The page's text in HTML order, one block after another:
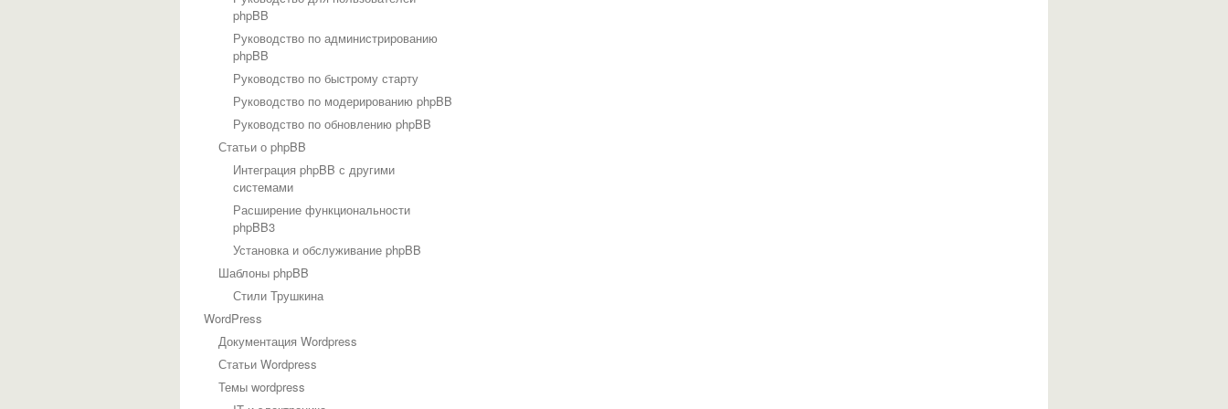
phpBB
Руководство по администрированию
phpBB
Руководство по быстрому старту
Руководство по модерированию phpBB
Руководство по обновлению phpBB
Статьи о phpBB
Интеграция phpBB с другими
системами
Расширение функциональности
phpBB3
Установка и обслуживание phpBB
Шаблоны phpBB
Стили Трушкина
WordPress
Документация Wordpress
Статьи Wordpress
Темы wordpress